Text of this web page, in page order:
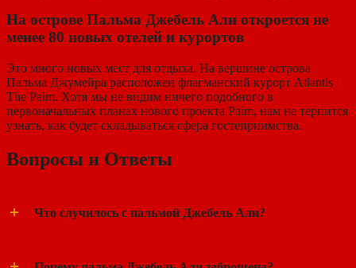
На острове Пальма Джебель Али откроется не
менее 80 новых отелей и курортов
Это много новых мест для отдыха. На вершине острова
Пальма Джумейра расположен флагманский курорт Atlantis
The Palm. Хотя мы не видим ничего подобного в
первоначальных планах нового проекта Palm, нам не терпится
узнать, как будет складываться сфера гостеприимства.
Вопросы и Ответы
Что случилось с пальмой Джебель Али?